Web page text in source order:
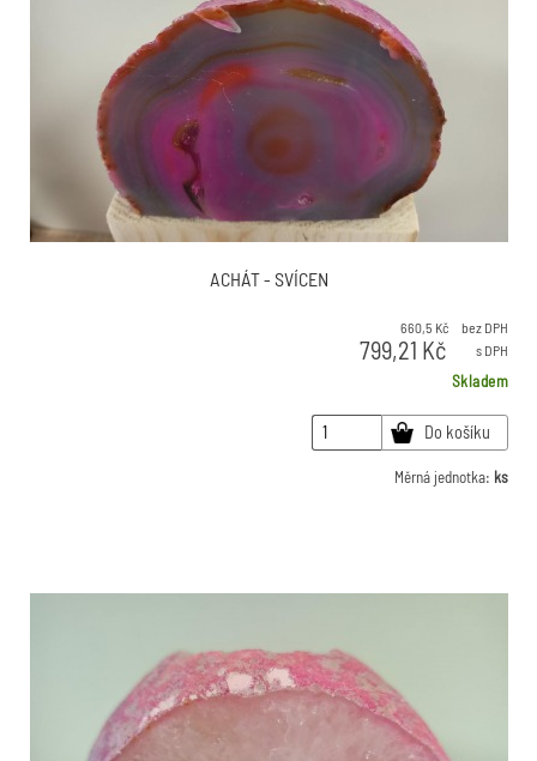
ACHÁT - SVÍCEN
660,5 Kč bez DPH
799,21 Kč s DPH
Skladem
Do košíku
Měrná jednotka: ks